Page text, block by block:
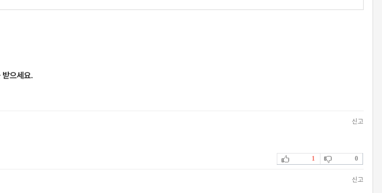
으세요.
신고
1 0
신고